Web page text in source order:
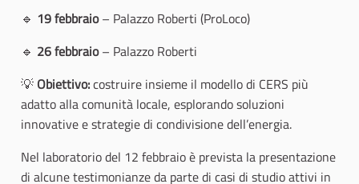
🔹 19 febbraio– Palazzo Roberti (ProLoco)
🔹 26 febbraio– Palazzo Roberti
💡 Obiettivo:costruire insieme il modello di CERS più
adatto alla comunità locale, esplorando soluzioni
innovative e strategie di condivisione dell’energia.
Nel laboratorio del 12 febbraio è prevista la presentazione
di alcune testimonianze da parte di casi di studio attivi in